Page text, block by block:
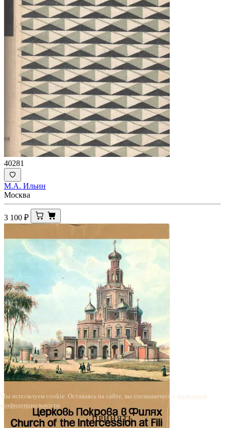
40281
М.А. Ильин
Москва
3 100 ₽
Мы используем cookie. Оставаясь на сайте, вы соглашаетесь с политикой
конфиденциальности.
ПРИНЯТЬ